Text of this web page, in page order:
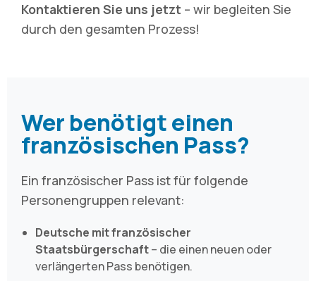
Kontaktieren Sie uns jetzt – wir begleiten Sie
durch den gesamten Prozess!
Wer benötigt einen
französischen Pass?
Ein französischer Pass ist für folgende
Personengruppen relevant:
Deutsche mit französischer
Staatsbürgerschaft– die einen neuen oder
verlängerten Pass benötigen.